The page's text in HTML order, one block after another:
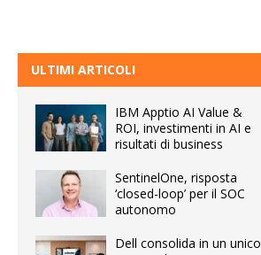
ULTIMI ARTICOLI
IBM Apptio AI Value &
ROI, investimenti in AI e
risultati di business
SentinelOne, risposta
‘closed-loop’ per il SOC
autonomo
Dell consolida in un unico